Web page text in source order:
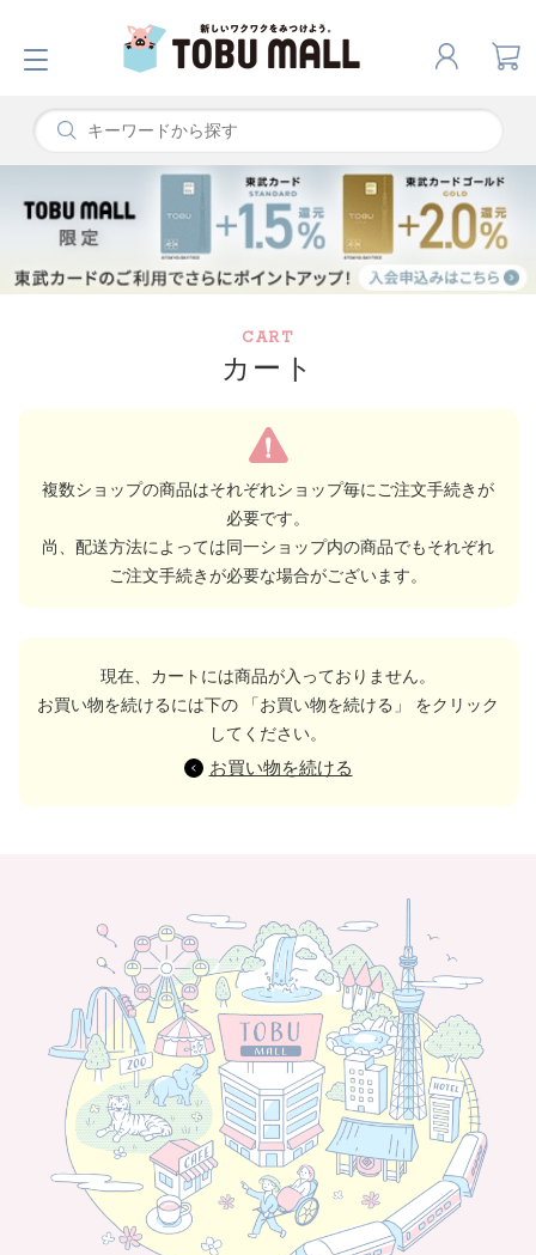
CART
カート
複数ショップの商品はそれぞれショップ毎にご注文手続きが
必要です。
尚、配送方法によっては同一ショップ内の商品でもそれぞれ
ご注文手続きが必要な場合がございます。
現在、カートには商品が入っておりません。
お買い物を続けるには下の 「お買い物を続ける」 をクリック
してください。
お買い物を続ける